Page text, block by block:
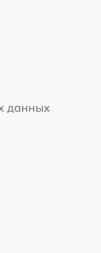
данных